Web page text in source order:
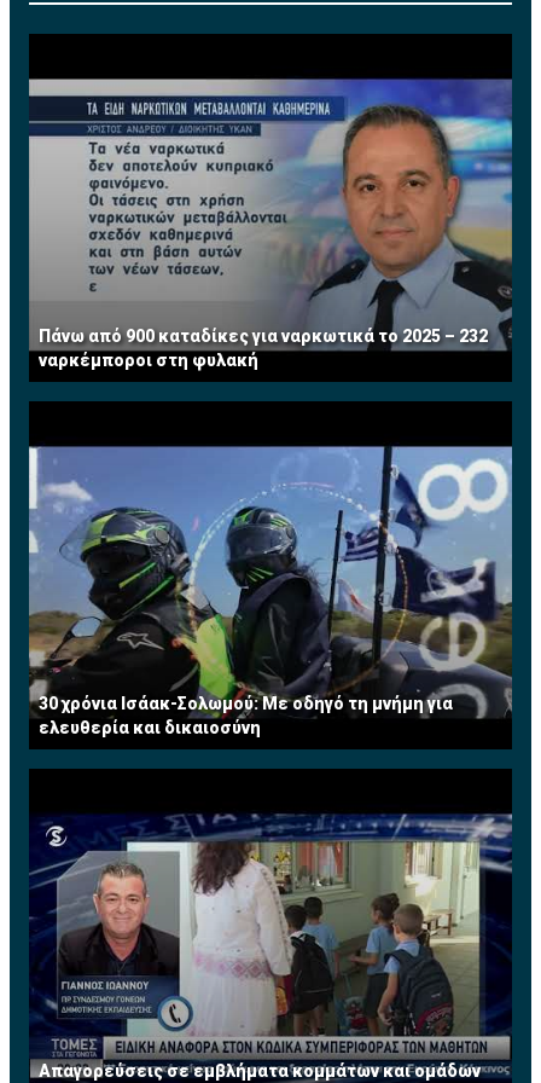
Πάνω από 900 καταδίκες για ναρκωτικά το 2025 – 232
ναρκέμποροι στη φυλακή
30 χρόνια Ισάακ-Σολωμού: Με οδηγό τη μνήμη για
ελευθερία και δικαιοσύνη
Απαγορεύσεις σε εμβλήματα κομμάτων και ομάδων